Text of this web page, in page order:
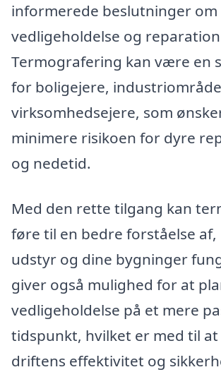
informerede beslutninger om
vedligeholdelse og
Termografering kan være en
for boligejere,
virksomhedsejere, som
minimere risikoen for dyre
og nedetid.
Med den rette tilgang kan
føre til en bedre forståelse
udstyr og dine bygninger
giver også mulighed for at
vedligeholdelse på et mere
tidspunkt, hvilket er med til at
driftens effektivitet og